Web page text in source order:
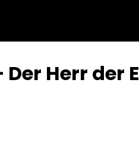
Der Herr der